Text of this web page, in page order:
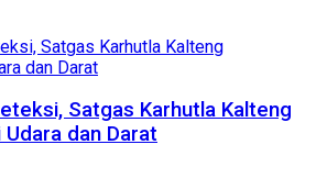
Satgas Karhutla Kalteng
dan Darat